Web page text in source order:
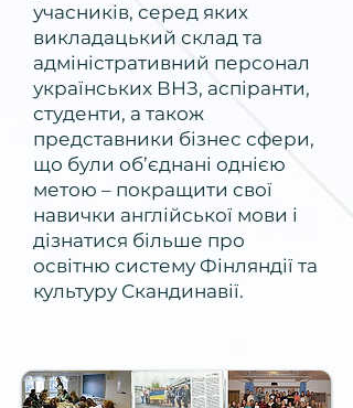
учасників, серед яких
викладацький склад та
адміністративний персонал
українських ВНЗ, аспіранти,
студенти, а також
представники бізнес сфери,
що були об’єднані однією
метою – покращити свої
навички англійської мови і
дізнатися більше про
освітню систему Фінляндії та
культуру Скандинавії.